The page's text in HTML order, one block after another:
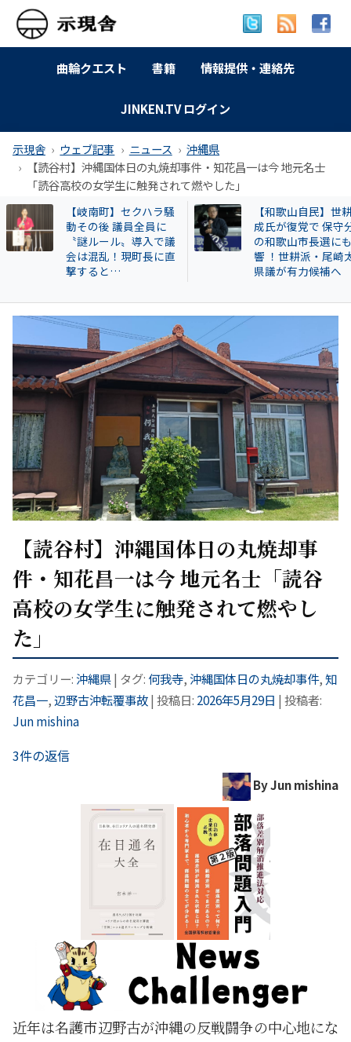
曲輪クエスト 書籍 情報提供・連絡先
JINKEN.TV ログイン
示現舎 ウェブ記事 ニュース
沖縄県
【読谷村】沖縄国体日の丸焼却事件・知花昌一は今 地元名士
「読谷高校の女学生に触発されて燃やした」
【和歌山自民】世耕弘
成氏が復党で 保守分裂
の和歌山市長選にも影
響 ！世耕派・尾崎太郎
県議が有力候補へ
特別企画 解放同盟
政等が 過去に公開
部落・同和地区リ
【読谷村】沖縄国体日の丸焼却事
件・知花昌一は今 地元名士「読谷
高校の女学生に触発されて燃やし
た」
カテゴリー: 沖縄県| タグ: 何我寺, 沖縄国体日の丸焼却事件,知
花昌一,辺野古沖転覆事故| 投稿日: 2026年5月29日 | 投稿者:
Jun mishina
3件の返信
By Jun mishina
近年は名護市辺野古が沖縄の反戦闘争の中心地にな